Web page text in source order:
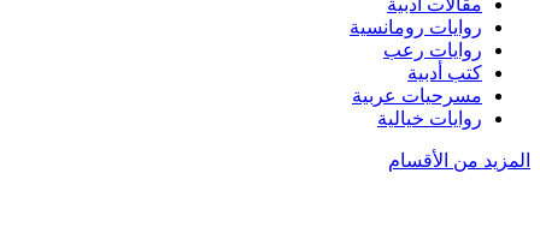
مقالات أدبية
روايات رومانسية
روايات رعب
كتب أدبية
مسرحيات عربية
روايات خيالية
المزيد من الأقسام